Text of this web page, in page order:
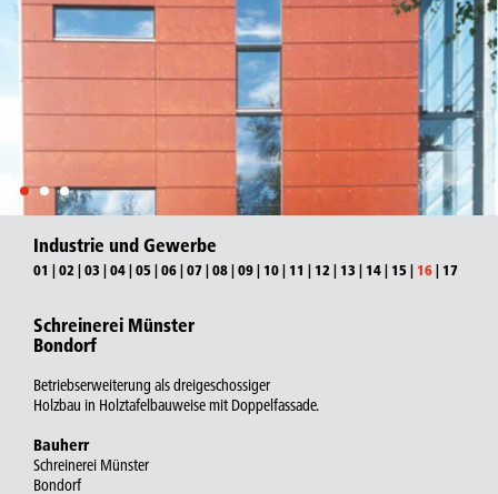
Industrie und Gewerbe
01 |02 |03 |04|05 |06|07|08|09|10|11 |12 |13 |14|15 | 16|17
Schreinerei Münster
Bondorf
Betriebserweiterung als dreigeschossiger
Holzbau in Holztafelbauweise mit Doppelfassade.
Bauherr
Schreinerei Münster
Bondorf